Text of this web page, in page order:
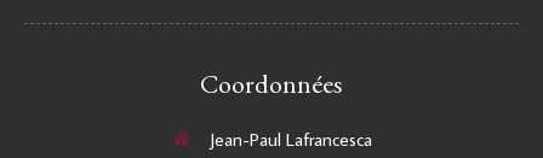
Coordonnées
Jean-Paul Lafrancesca